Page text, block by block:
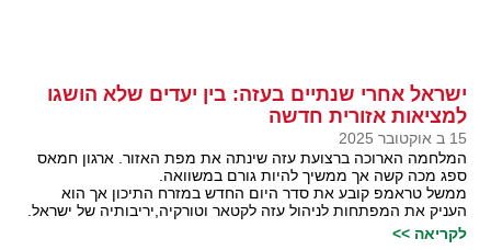
ישראל אחרי שנתיים בעזה: בין יעדים שלא הושגו
למציאות אזורית חדשה
15 ב אוקטובר 2025
המלחמה הארוכה ברצועת עזה שינתה את מפת האזור. ארגון חמאס
ספג מכה קשה אך ממשיך להיות גורם במשוואה.
ממשל טראמפ קובע את סדר היום החדש במזרח התיכון אך הוא
העניק את המפתחות לניהול עזה לקטאר וטורקיה,יריבותיה של ישראל.
לקריאה >>